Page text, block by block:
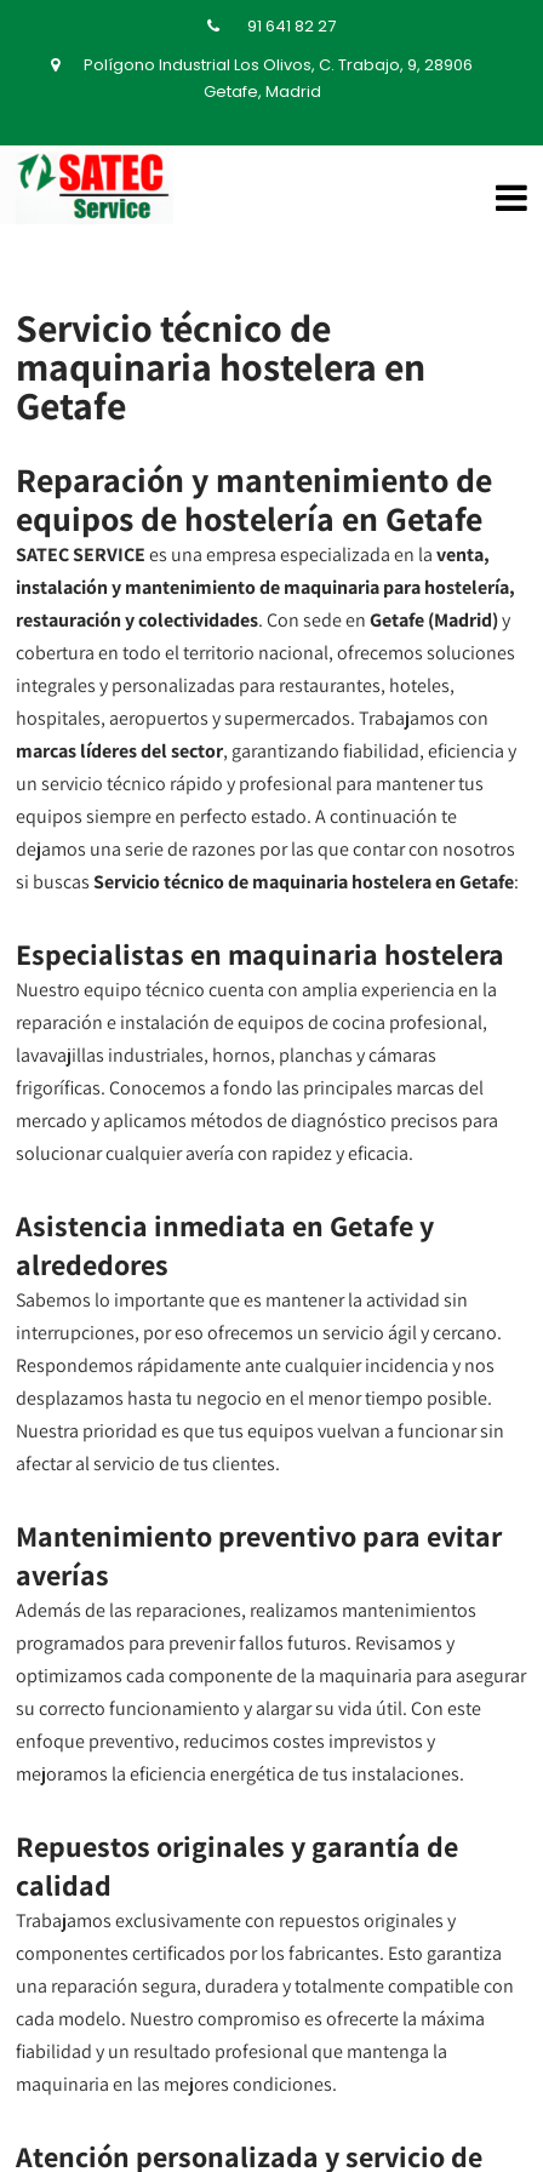
91 641 82 27
Polígono Industrial Los Olivos, C. Trabajo, 9, 28906
Getafe, Madrid
Servicio técnico de
maquinaria hostelera en
Getafe
Reparación y mantenimiento de
equipos de hostelería en Getafe
SATEC SERVICEes una empresa especializada en laventa,
instalación y mantenimiento de maquinaria para hostelería,
restauración y colectividades. Con sede enGetafe (Madrid)y
cobertura en todo el territorio nacional, ofrecemos soluciones
integrales y personalizadas para restaurantes, hoteles,
hospitales, aeropuertos y supermercados. Trabajamos con
marcas líderes del sector, garantizando fiabilidad, eficiencia y
un servicio técnico rápido y profesional para mantener tus
equipos siempre en perfecto estado. A continuación te
dejamos una serie de razones por las que contar con nosotros
si buscasServicio técnico de maquinaria hostelera en Getafe:
Especialistas en maquinaria hostelera
Nuestro equipo técnico cuenta con amplia experiencia en la
reparación e instalación de equipos de cocina profesional,
lavavajillas industriales, hornos, planchas y cámaras
frigoríficas. Conocemos a fondo las principales marcas del
mercado y aplicamos métodos de diagnóstico precisos para
solucionar cualquier avería con rapidez y eficacia.
Asistencia inmediata en Getafe y
alrededores
Sabemos lo importante que es mantener la actividad sin
interrupciones, por eso ofrecemos un servicio ágil y cercano.
Respondemos rápidamente ante cualquier incidencia y nos
desplazamos hasta tu negocio en el menor tiempo posible.
Nuestra prioridad es que tus equipos vuelvan a funcionar sin
afectar al servicio de tus clientes.
Mantenimiento preventivo para evitar
averías
Además de las reparaciones, realizamos mantenimientos
programados para prevenir fallos futuros. Revisamos y
optimizamos cada componente de la maquinaria para asegurar
su correcto funcionamiento y alargar su vida útil. Con este
enfoque preventivo, reducimos costes imprevistos y
mejoramos la eficiencia energética de tus instalaciones.
Repuestos originales y garantía de
calidad
Trabajamos exclusivamente con repuestos originales y
componentes certificados por los fabricantes. Esto garantiza
una reparación segura, duradera y totalmente compatible con
cada modelo. Nuestro compromiso es ofrecerte la máxima
fiabilidad y un resultado profesional que mantenga la
maquinaria en las mejores condiciones.
Atención personalizada y servicio de